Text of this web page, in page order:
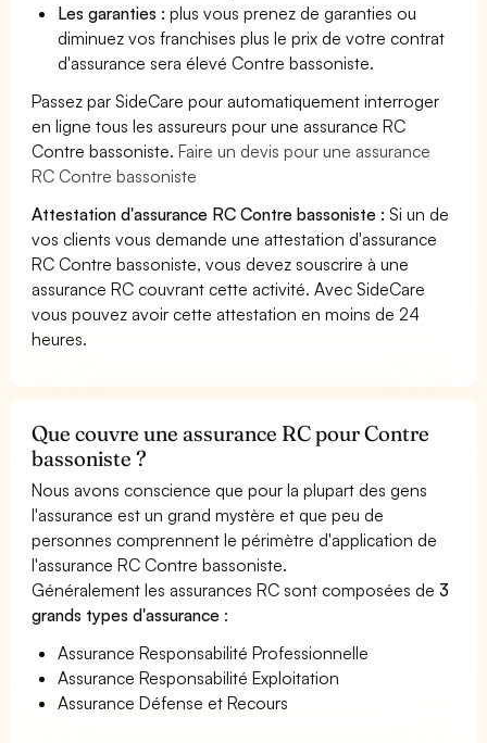
Les garanties :plus vous prenez de garanties ou
diminuez vos franchises plus le prix de votre contrat
d'assurance sera élevé Contre bassoniste.
Passez par SideCare pour automatiquement interroger
en ligne tous les assureurs pour une assurance RC
Contre bassoniste.Faire un devis pour une assurance
RC Contre bassoniste
Attestation d'assurance RC Contre bassoniste : Si un de
vos clients vous demande une attestation d'assurance
RC Contre bassoniste, vous devez souscrire à une
assurance RC couvrant cette activité. Avec SideCare
vous pouvez avoir cette attestation en moins de 24
heures.
Que couvre une assurance RC pour Contre
bassoniste ?
Nous avons conscience que pour la plupart des gens
l'assurance est un grand mystère et que peu de
personnes comprennent le périmètre d'application de
l'assurance RC Contre bassoniste.
Généralement les assurances RC sont composées de3
grands types d'assurance :
Assurance Responsabilité Professionnelle
Assurance Responsabilité Exploitation
Assurance Défense et Recours